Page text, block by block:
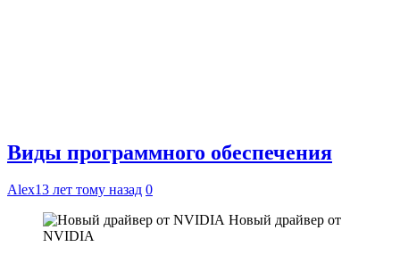
Виды программного обеспечения
Alex13 лет тому назад 0
Новый драйвер от
NVIDIA